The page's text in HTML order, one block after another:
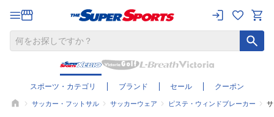
スポーツ・カテゴリ ブランド セール クーポン
サッカー・フットサル サッカーウェア ピステ・ウィンドブレーカー